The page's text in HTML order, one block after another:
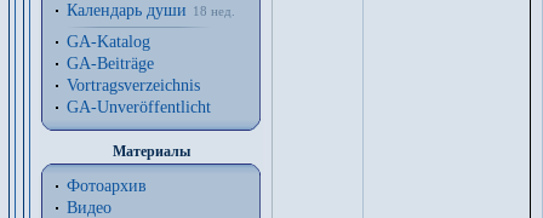
Календарь души
18 нед.
GA-Katalog
GA-Beiträge
Vortragsverzeichnis
GA-Unveröffentlicht
Материалы
Фотоархив
Видео